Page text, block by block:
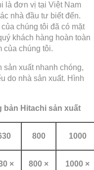
là đơn vị tại Việt Nam
nhà đầu tư biết đến.
chúng tôi đã có mặt
khách hàng hoàn toàn
của chúng tôi.
xuất nhanh chóng,
do nhà sản xuất. Hình
bản Hitachi sản xuất
800 1000
× 800 × 1000 ×